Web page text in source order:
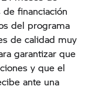
financiación
del programa
de calidad muy
garantizar que
y que el
ante una